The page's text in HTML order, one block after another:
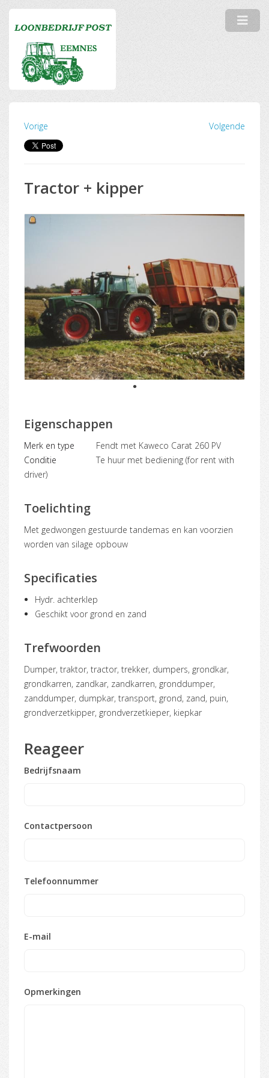
Vorige Volgende
Tractor + kipper
1
Eigenschappen
Merk en type
Fendt met Kaweco Carat 260 PV
Conditie
Te huur met bediening (for rent with
driver)
Toelichting
Met gedwongen gestuurde tandemas en kan voorzien
worden van silage opbouw
Specificaties
Hydr. achterklep
Geschikt voor grond en zand
Trefwoorden
dumper, traktor, tractor, trekker, dumpers, grondkar,
grondkarren, zandkar, zandkarren, gronddumper,
zanddumper, dumpkar, transport, grond, zand, puin,
grondverzetkipper, grondverzetkieper, kiepkar
Reageer
Bedrijfsnaam
Contactpersoon
Telefoonnummer
E-mail
Opmerkingen